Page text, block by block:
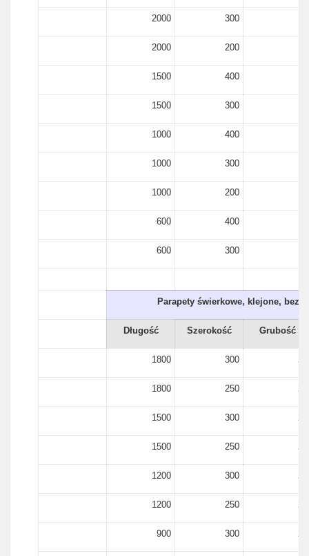
2000 300
2000 200
1500 400
1500 300
1000 400
1000 300
1000 200
600 400
600 300
Parapety świerkowe, klejone, bez
Długość Szerokość Grubość
1800 300 27
1800 250 27
1500 300 27
1500 250 27
1200 300 27
1200 250 27
900 300 27